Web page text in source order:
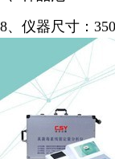
8、仪器尺寸：